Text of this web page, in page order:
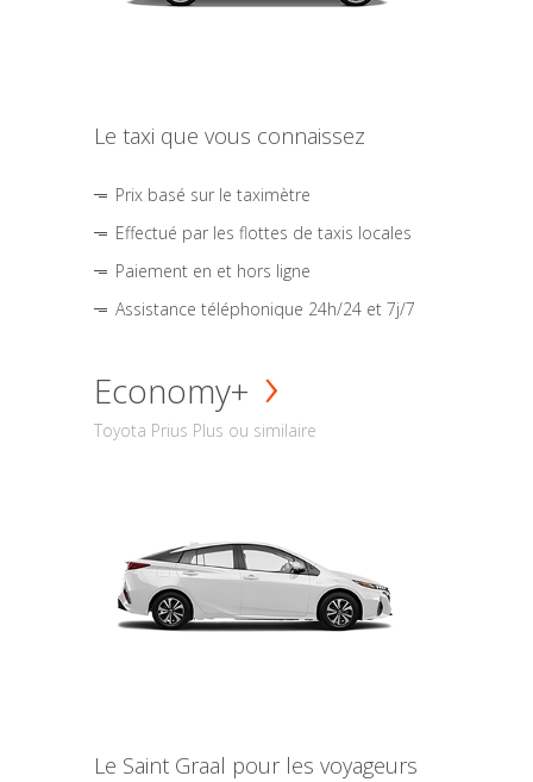
Le taxi que vous connaissez
Prix basé sur le taximètre
Effectué par les flottes de taxis locales
Paiement en et hors ligne
Assistance téléphonique 24h/24 et 7j/7
Economy+
Toyota Prius Plus ou similaire
Le Saint Graal pour les voyageurs